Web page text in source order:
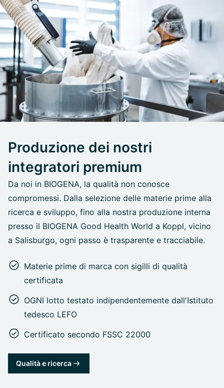
Produzione dei nostri
integratori premium
Da noi in BIOGENA, la qualità non conosce
compromessi. Dalla selezione delle materie prime alla
ricerca e sviluppo, fino alla nostra produzione interna
presso il BIOGENA Good Health World a Koppl, vicino
a Salisburgo, ogni passo è trasparente e tracciabile.
Materie prime di marca con sigilli di qualità
certificata
OGNI lotto testato indipendentemente dall'Istituto
tedesco LEFO
Certificato secondo FSSC 22000
Qualità e ricerca